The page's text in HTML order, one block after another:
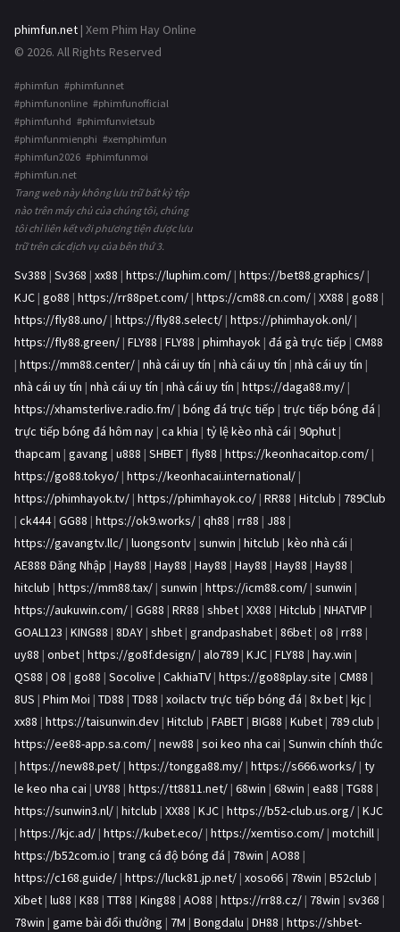
phimfun.net | Xem Phim Hay Online
© 2026. All Rights Reserved
#phimfun #phimfunnet
#phimfunonline #phimfunofficial
#phimfunhd #phimfunvietsub
#phimfunmienphi #xemphimfun
#phimfun2026 #phimfunmoi
#phimfun.net
Trang web này không lưu trữ bất kỳ tệp
nào trên máy chủ của chúng tôi, chúng
tôi chỉ liên kết với phương tiện được lưu
trữ trên các dịch vụ của bên thứ 3.
Sv388 | Sv368 | xx88 | https://luphim.com/ | https://bet88.graphics/ |
KJC | go88 | https://rr88pet.com/ | https://cm88.cn.com/ | XX88 | go88 |
https://fly88.uno/ | https://fly88.select/ | https://phimhayok.onl/ |
https://fly88.green/ | FLY88 | FLY88 | phimhayok | đá gà trực tiếp | CM88
| https://mm88.center/ | nhà cái uy tín | nhà cái uy tín | nhà cái uy tín |
nhà cái uy tín | nhà cái uy tín | nhà cái uy tín | https://daga88.my/ |
https://xhamsterlive.radio.fm/ | bóng đá trực tiếp | trực tiếp bóng đá |
trực tiếp bóng đá hôm nay | ca khia | tỷ lệ kèo nhà cái | 90phut |
thapcam | gavang | u888 | SHBET | fly88 | https://keonhacaitop.com/ |
https://go88.tokyo/ | https://keonhacai.international/ |
https://phimhayok.tv/ | https://phimhayok.co/ | RR88 | Hitclub | 789Club
| ck444| GG88 | https://ok9.works/ | qh88 | rr88 | J88 |
https://gavangtv.llc/ | luongsontv | sunwin | hitclub | kèo nhà cái |
AE888 Đăng Nhập | Hay88 | Hay88 | Hay88 | Hay88 | Hay88 | Hay88 |
hitclub | https://mm88.tax/ | sunwin | https://icm88.com/ | sunwin |
https://aukuwin.com/ | GG88 | RR88 | shbet | XX88 | Hitclub | NHATVIP |
GOAL123 | KING88 | 8DAY | shbet | grandpashabet | 86bet | o8 | rr88 |
uy88 | onbet | https://go8f.design/ | alo789 | KJC | FLY88 | hay.win |
QS88 | O8 | go88 | Socolive | CakhiaTV | https://go88play.site | CM88 |
8US | Phim Moi | TD88 | TD88 | xoilactv trực tiếp bóng đá | 8x bet | kjc |
xx88 | https://taisunwin.dev | Hitclub | FABET | BIG88 | Kubet | 789 club |
https://ee88-app.sa.com/ | new88 | soi keo nha cai | Sunwin chính thức
| https://new88.pet/ | https://tongga88.my/ | https://s666.works/ | ty
le keo nha cai | UY88 | https://tt8811.net/ | 68win | 68win | ea88 | TG88 |
https://sunwin3.nl/ | hitclub | XX88 | KJC | https://b52-club.us.org/ | KJC
| https://kjc.ad/ | https://kubet.eco/ | https://xemtiso.com/ | motchill |
https://b52com.io | trang cá độ bóng đá | 78win | AO88 |
https://c168.guide/ | https://luck81.jp.net/ | xoso66 | 78win | B52club |
Xibet | lu88 | K88 | TT88 | King88 | AO88 | https://rr88.cz/ | 78win | sv368 |
78win | game bài đổi thưởng | 7M | Bongdalu | DH88 | https://shbet-